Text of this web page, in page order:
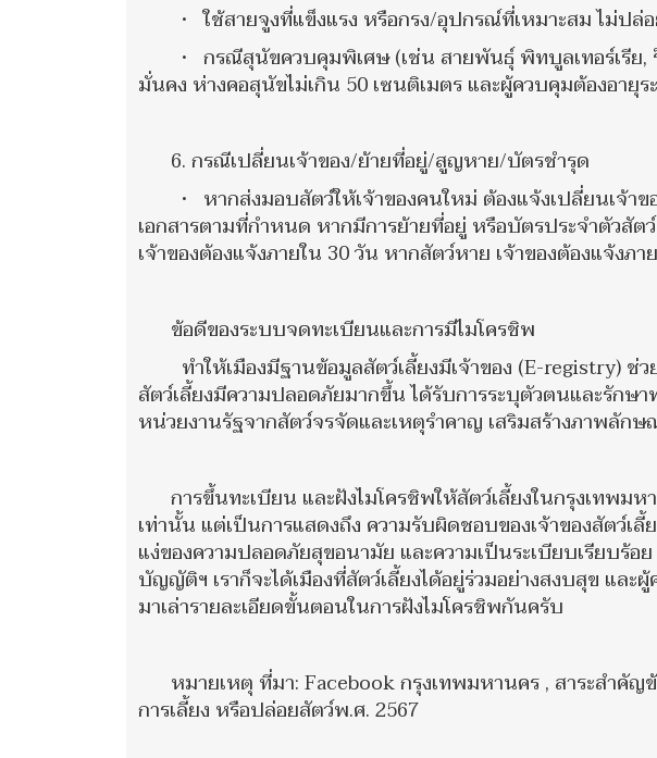
• ใช้สายจูงที่แข็งแรง หรือกรง/อุปกรณ์ที่เหมาะสม ไม่ปล่
• กรณีสุนัขควบคุมพิเศษ (เช่น สายพันธุ์ พิทบูลเทอร์เรีย,
มั่นคง ห่างคอสุนัขไม่เกิน 50 เซนติเมตร และผู้ควบคุมต้องอายุร
6. กรณีเปลี่ยนเจ้าของ/ย้ายที่อยู่/สูญหาย/บัตรชำรุด
• หากส่งมอบสัตว์ให้เจ้าของคนใหม่ ต้องแจ้งเปลี่ยนเจ้า
เอกสารตามที่กำหนด หากมีการย้ายที่อยู่ หรือบัตรประจำตัวสั
เจ้าของต้องแจ้งภายใน 30 วัน หากสัตว์หาย เจ้าของต้องแจ้ง
ข้อดีของระบบจดทะเบียนและการมีไมโครชิพ
ทำให้เมืองมีฐานข้อมูลสัตว์เลี้ยงมีเจ้าของ (E-registry)
สัตว์เลี้ยงมีความปลอดภัยมากขึ้น ได้รับการระบุตัวตนและรัก
หน่วยงานรัฐจากสัตว์จรจัดและเหตุรำคาญ เสริมสร้างภาพลัก
การขึ้นทะเบียน และฝังไมโครชิพให้สัตว์เลี้ยงในกรุงเทพม
เท่านั้น แต่เป็นการแสดงถึง ความรับผิดชอบของเจ้าของสัตว์เ
แง่ของความปลอดภัยสุขอนามัย และความเป็นระเบียบเรียบร้
บัญญัติฯ เราก็จะได้เมืองที่สัตว์เลี้ยงได้อยู่ร่วมอย่างสงบสุข แล
มาเล่ารายละเอียดขั้นตอนในการฝังไมโครชิพกันครับ
หมายเหตุ ที่มา: Facebook กรุงเทพมหานคร , สาระสำคั
การเลี้ยง หรือปล่อยสัตว์พ.ศ. 2567